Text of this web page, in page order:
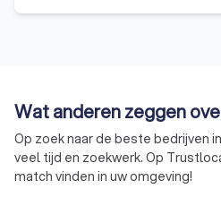
vaardigt normen en
aanbevelingen uit met het oog
op de correcte
beroepsuitoefening.
Wat anderen zeggen
Op zoek naar de beste bedrijven
veel tijd en zoekwerk. Op
match vinden in uw omgeving!